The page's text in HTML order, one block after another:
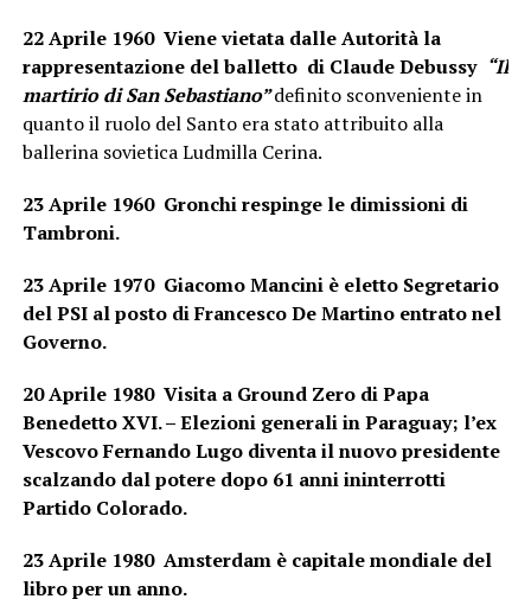
22 Aprile 1960 Viene vietata dalle Autorità la
rappresentazione del balletto di Claude Debussy “Il
martirio di San Sebastiano”definito sconveniente in
quanto il ruolo del Santo era stato attribuito alla
ballerina sovietica Ludmilla Cerina.
23 Aprile 1960 Gronchi respinge le dimissioni di
Tambroni.
23 Aprile 1970 Giacomo Mancini è eletto Segretario
del PSI al posto di Francesco De Martino entrato nel
Governo.
20 Aprile 1980 Visita a Ground Zero di Papa
Benedetto XVI. – Elezioni generali in Paraguay; l’ex
Vescovo Fernando Lugo diventa il nuovo presidente
scalzando dal potere dopo 61 anni ininterrotti
Partido Colorado.
23 Aprile 1980 Amsterdam è capitale mondiale del
libro per un anno.